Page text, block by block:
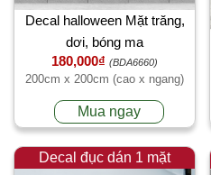
Decal halloween Mặt trăng,
dơi, bóng ma
180,000₫ (BDA6660)
200cm x 200cm (cao x ngang)
Mua ngay
Decal đục dán 1 mặt